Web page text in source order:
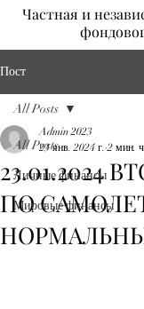
Частная и
Пост
All Posts
Личные финансы
Мировые финансы
All Posts
23.01.2024
ПО
Admin 2023
23 янв. 2024 г. 2 мин.